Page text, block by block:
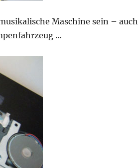
Maschine sein – auch
…